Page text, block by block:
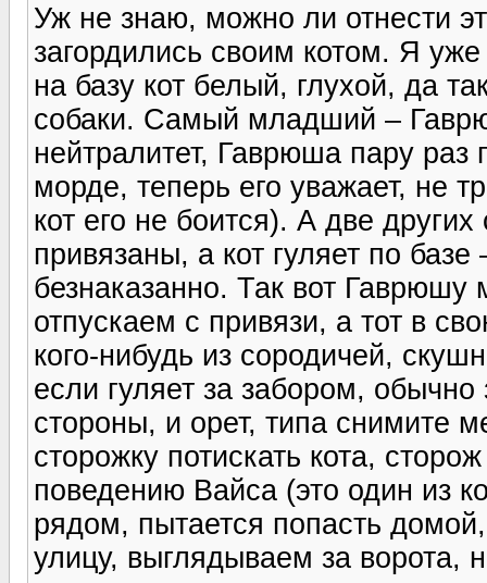
Уж не знаю, можно ли отнести
загордились своим котом. Я
на базу кот белый, глухой, да
собаки. Самый младший –
нейтралитет, Гаврюша пару раз
морде, теперь его уважает, не
кот его не боится). А две
привязаны, а кот гуляет по
безнаказанно. Так вот Гаврюшу
отпускаем с привязи, а тот в
кого-нибудь из сородичей,
если гуляет за забором, обычно
стороны, и орет, типа снимите
сторожку потискать кота,
поведению Вайса (это один из
рядом, пытается попасть
улицу, выглядываем за ворота,